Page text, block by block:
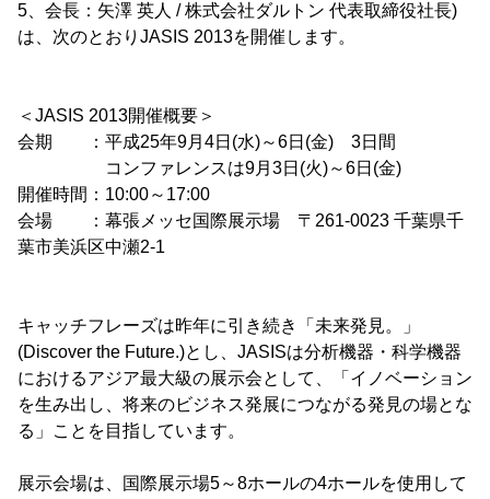
5、会長：矢澤 英人 / 株式会社ダルトン 代表取締役社長)
は、次のとおりJASIS 2013を開催します。
＜JASIS 2013開催概要＞
会期 ：平成25年9月4日(水)～6日(金) 3日間
コンファレンスは9月3日(火)～6日(金)
開催時間：10:00～17:00
会場 ：幕張メッセ国際展示場 〒261-0023 千葉県千
葉市美浜区中瀬2-1
キャッチフレーズは昨年に引き続き「未来発見。」
(Discover the Future.)とし、JASISは分析機器・科学機器
におけるアジア最大級の展示会として、「イノベーション
を生み出し、将来のビジネス発展につながる発見の場とな
る」ことを目指しています。
展示会場は、国際展示場5～8ホールの4ホールを使用して